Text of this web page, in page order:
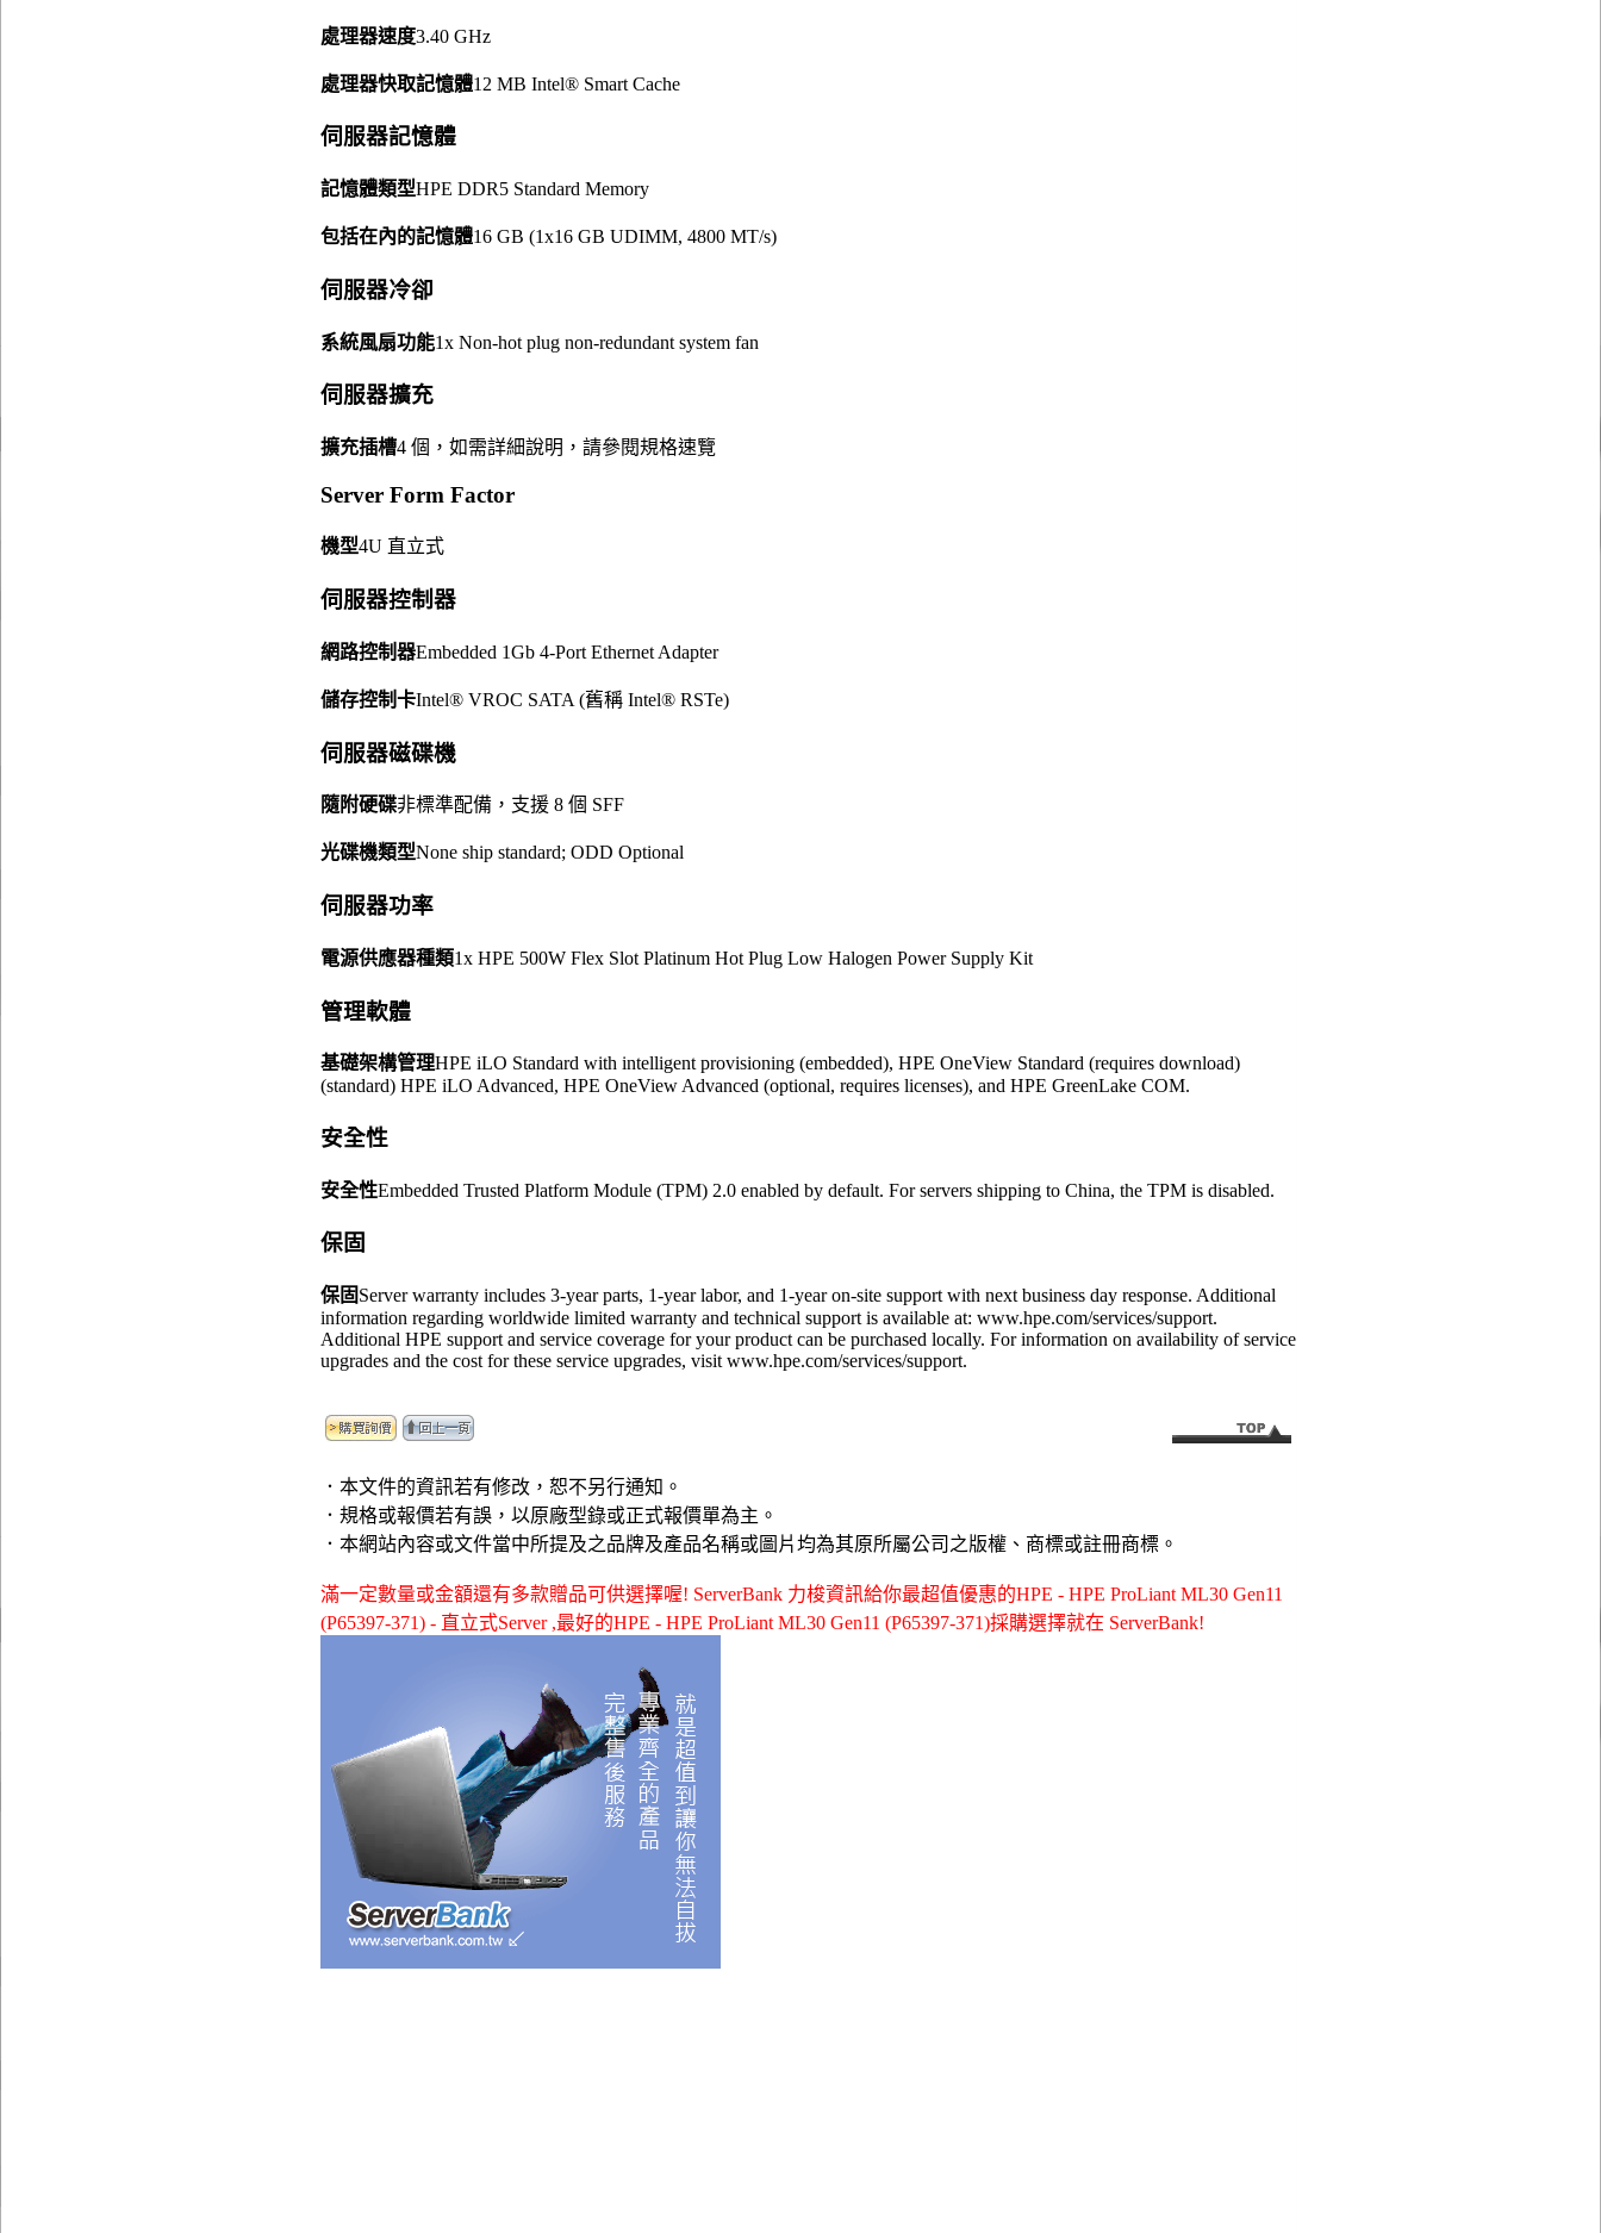
處理器速度3.40 GHz
處理器快取記憶體12 MB Intel® Smart Cache
伺服器記憶體
記憶體類型HPE DDR5 Standard Memory
包括在內的記憶體16 GB (1x16 GB UDIMM, 4800 MT/s)
伺服器冷卻
系統風扇功能1x Non-hot plug non-redundant system fan
伺服器擴充
擴充插槽4 個，如需詳細說明，請參閱規格速覽
Server Form Factor
機型4U 直立式
伺服器控制器
網路控制器Embedded 1Gb 4-Port Ethernet Adapter
儲存控制卡Intel® VROC SATA (舊稱 Intel® RSTe)
伺服器磁碟機
隨附硬碟非標準配備，支援 8 個 SFF
光碟機類型None ship standard; ODD Optional
伺服器功率
電源供應器種類1x HPE 500W Flex Slot Platinum Hot Plug Low Halogen Power Supply Kit
管理軟體
基礎架構管理HPE iLO Standard with intelligent provisioning (embedded), HPE OneView Standard (requires download)
(standard) HPE iLO Advanced, HPE OneView Advanced (optional, requires licenses), and HPE GreenLake COM.
安全性
安全性Embedded Trusted Platform Module (TPM) 2.0 enabled by default. For servers shipping to China, the TPM is disabled.
保固
保固Server warranty includes 3-year parts, 1-year labor, and 1-year on-site support with next business day response. Additional
information regarding worldwide limited warranty and technical support is available at: www.hpe.com/services/support.
Additional HPE support and service coverage for your product can be purchased locally. For information on availability of service
upgrades and the cost for these service upgrades, visit www.hpe.com/services/support.
．本文件的資訊若有修改，恕不另行通知。
．規格或報價若有誤，以原廠型錄或正式報價單為主。
．本網站內容或文件當中所提及之品牌及產品名稱或圖片均為其原所屬公司之版權、商標或註冊商標。
滿一定數量或金額還有多款贈品可供選擇喔! ServerBank 力梭資訊給你最超值優惠的HPE - HPE ProLiant ML30 Gen11
(P65397-371) - 直立式Server ,最好的HPE - HPE ProLiant ML30 Gen11 (P65397-371)採購選擇就在 ServerBank!